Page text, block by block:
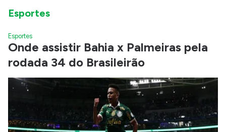
Esportes
Esportes
Onde assistir Bahia x Palmeiras pela
rodada 34 do Brasileirão